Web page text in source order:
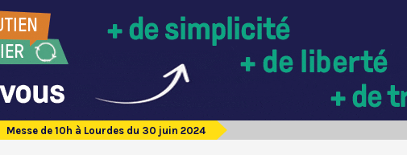
Messe de 10h à Lourdes du 30 juin 2024